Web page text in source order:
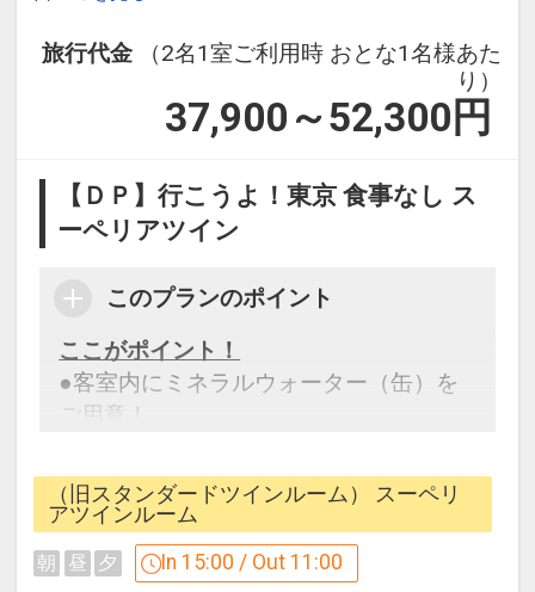
旅行代金
（2名1室ご利用時 おとな1名様あた
り）
37,900～52,300 円
【ＤＰ】行こうよ！東京 食事なし ス
ーペリアツイン
このプランのポイント
ここがポイント！
●客室内にミネラルウォーター（缶）を
ご用意！
※上記内容は状況により変更となる場合
がございます。
※旅行代金に含まれます。
（旧スタンダードツインルーム） スーペリ
アツインルーム
朝 昼 夕 In 15:00 / Out 11:00